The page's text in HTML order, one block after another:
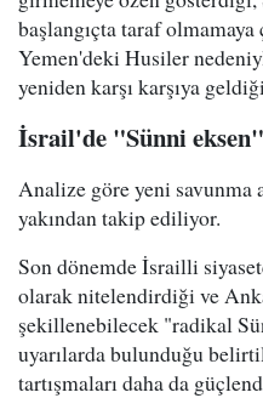
başlangıçta taraf olmamaya
Yemen'deki Husiler
yeniden karşı karşıya
İsrail'de "Sünni eksen"
Analize göre yeni savunma
yakından takip ediliyor.
Son dönemde İsrailli
olarak nitelendirdiği ve
şekillenebilecek "radikal
uyarılarda bulunduğu
tartışmaları daha da